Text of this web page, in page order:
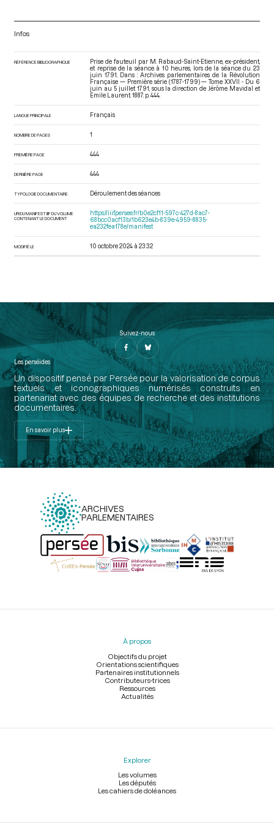
Infos
RÉFÉRENCE BIBLIOGRAPHIQUE
Prise de fauteuil par M. Rabaud-Saint-Etienne, ex-président,
et reprise de la séance à 10 heures, lors de la séance du 23
juin 1791. Dans : Archives parlementaires de la Révolution
Française — Première série (1787-1799) — Tome XXVII - Du 6
juin au 5 juillet 1791 , sous la direction de Jérôme Mavidal et
Emile Laurent. 1887. p. 444.
LANGUE PRINCIPALE Français
NOMBRE DE PAGES 1
PREMIÈRE PAGE 444
DERNIÈRE PAGE 444
TYPOLOGIE DOCUMENTAIRE Déroulement des séances
URI DU MANIFEST IIIF DU VOLUME
CONTENANT LE DOCUMENT
https://iiif.persee.fr/b0e2cf11-597c-427d-8ac7-
68bcc0acf13b/1b623e4b-839e-4959-8835-
ea232fea178e/manifest
MODIFIÉ LE 10 octobre 2024 à 23:32
Suivez-nous
Les perséides
Un dispositif pensé par Persée pour la valorisation de corpus
textuels et iconographiques numérisés construits en
partenariat avec des équipes de recherche et des institutions
documentaires.
En savoir plus
ARCHIVES
PARLEMENTAIRES
Menu
À propos
Objectifs du projet
Orientations scientifiques
Partenaires institutionnels
Contributeurs-trices
Ressources
Actualités
Explorer
Les volumes
Les députés
Les cahiers de doléances